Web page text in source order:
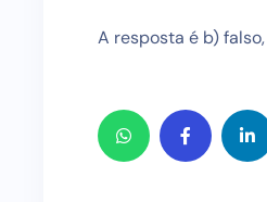
A resposta é b)